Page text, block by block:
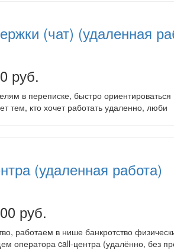
(чат) (удаленная
руб.
в переписке, быстро
тем, кто хочет работать удаленно, люби
(удаленная работа)
руб.
работаем в нише банкротство
оператора call-центра (удалённо, без